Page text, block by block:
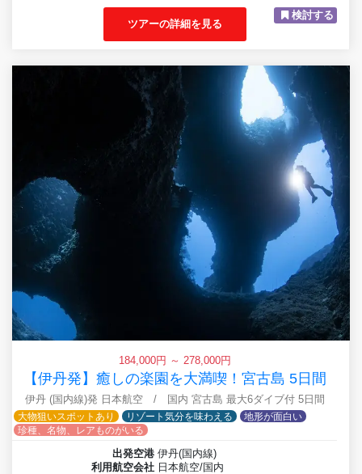
ツアーの詳細を見る
検討する
184,000円 ～ 278,000円
【伊丹発】癒しの楽園を大満喫！宮古島 5日間
伊丹 (国内線)発 日本航空 / 国内 宮古島 最大6ダイブ付 5日間
大物狙いスポットあり
リゾート気分を味わえる
地形が面白い
珍種、名物、レアものがいる
出発空港 伊丹(国内線)
利用航空会社 日本航空/国内